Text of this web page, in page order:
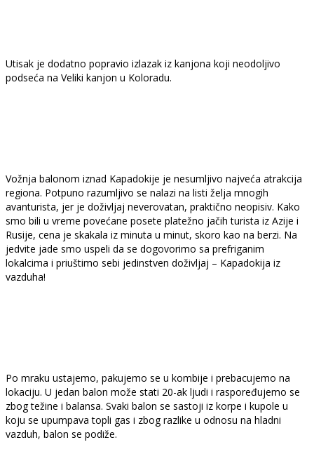
Utisak je dodatno popravio izlazak iz kanjona koji neodoljivo
podseća na Veliki kanjon u Koloradu.
Vožnja balonom iznad Kapadokije je nesumljivo najveća atrakcija
regiona. Potpuno razumljivo se nalazi na listi želja mnogih
avanturista, jer je doživljaj neverovatan, praktično neopisiv. Kako
smo bili u vreme povećane posete platežno jačih turista iz Azije i
Rusije, cena je skakala iz minuta u minut, skoro kao na berzi. Na
jedvite jade smo uspeli da se dogovorimo sa prefriganim
lokalcima i priuštimo sebi jedinstven doživljaj – Kapadokija iz
vazduha!
Po mraku ustajemo, pakujemo se u kombije i prebacujemo na
lokaciju. U jedan balon može stati 20-ak ljudi i raspoređujemo se
zbog težine i balansa. Svaki balon se sastoji iz korpe i kupole u
koju se upumpava topli gas i zbog razlike u odnosu na hladni
vazduh, balon se podiže.